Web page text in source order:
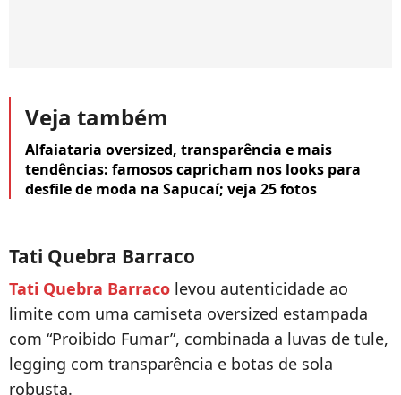
Veja também
Alfaiataria oversized, transparência e mais
tendências: famosos capricham nos looks para
desfile de moda na Sapucaí; veja 25 fotos
Tati Quebra Barraco
Tati Quebra Barraco levou autenticidade ao
limite com uma camiseta oversized estampada
com “Proibido Fumar”, combinada a luvas de tule,
legging com transparência e botas de sola
robusta.